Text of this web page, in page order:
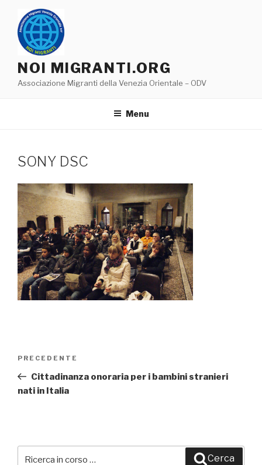
contenuto
NOI MIGRANTI.ORG
Associazione Migranti della Venezia Orientale – ODV
Menu
SONY DSC
Articolo
precedente:
PRECEDENTE
Cittadinanza onoraria per i bambini stranieri
nati in Italia
Cerca